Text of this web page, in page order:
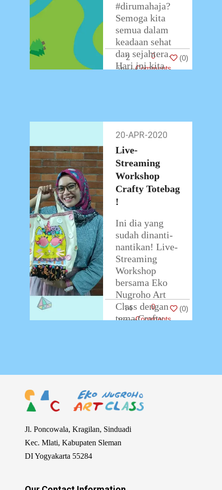
#dirumahaja?
Semoga kita
semua dalam
keadaan sehat
dan sejahtera.
Hari ini kita
2
0
Comments
(0)
Apr-
2020
20-APR-2020
Live-
Streaming
Workshop
Crafty Totebag
!
Ini dia yang
sudah dinanti-
nantikan! Live-
Streaming
Workshop
bersama Eko
Nugroho Art
Class dengan
tema Crafty
peserta
berkarya
dengan metode
menggambar
…
14
0
Comments
(0)
Jl. Poncowala, Kragilan, Sinduadi
Kec. Mlati, Kabupaten Sleman
DI Yogyakarta 55284